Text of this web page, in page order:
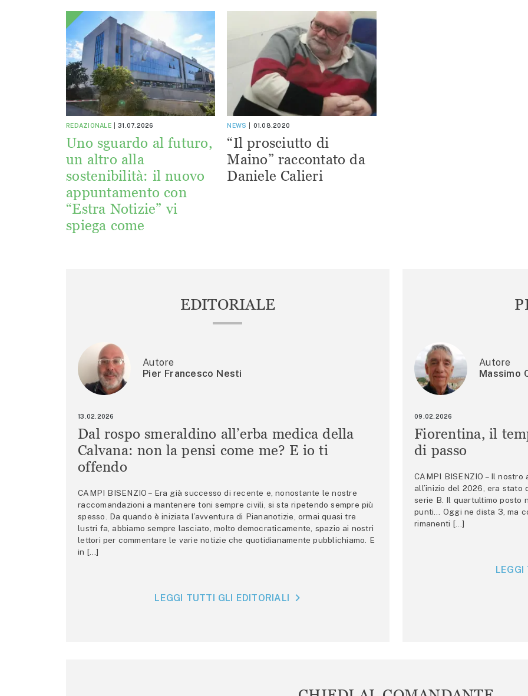
REDAZIONALE 31.07.2026
Uno sguardo al futuro,
un altro alla
sostenibilità: il nuovo
appuntamento con
“Estra Notizie” vi
spiega come
NEWS 01.08.2020
“Il prosciutto di
Maino” raccontato da
Daniele Calieri
EDITORIALE
Autore
Pier Francesco Nesti
13.02.2026
Dal rospo smeraldino all’erba medica della
Calvana: non la pensi come me? E io ti
offendo
CAMPI BISENZIO – Era già successo di recente e, nonostante le nostre
raccomandazioni a mantenere toni sempre civili, si sta ripetendo sempre più
spesso. Da quando è iniziata l’avventura di Piananotizie, ormai quasi tre
lustri fa, abbiamo sempre lasciato, molto democraticamente, spazio ai nostri
lettori per commentare le varie notizie che quotidianamente pubblichiamo. E
in […]
LEGGI TUTTI GLI EDITORIALI
Autore
Massimo
09.02.2026
Fiorentina, il
di passo
CAMPI BISENZIO – Il
all’inizio del 2026, era stato
serie B. Il quartultimo posto
punti… Oggi ne dista 3, ma
rimanenti […]